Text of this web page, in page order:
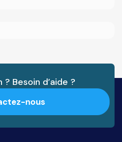
Besoin d’aide ?
nous